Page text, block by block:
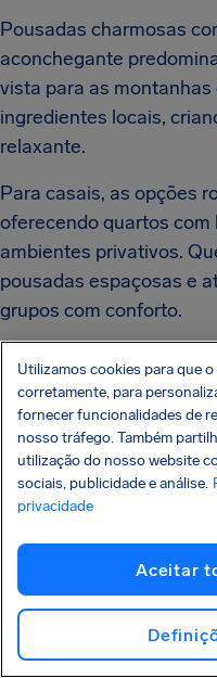
Pousadas charmosas
aconchegante
vista para as
ingredientes locais,
relaxante.
Para casais, as opções
oferecendo quartos
ambientes privativos.
pousadas espaçosas e
grupos com conforto.
por temporada, ideais
autonomia.
A escolha da
localização. Ficar
lojas e restaurantes,
tranquilidade podem
com contato direto à
Utilizamos cookies para que
corretamente, para
fornecer funcionalidades de
nosso tráfego. Também
utilização do nosso website
sociais, publicidade e análise.
privacidade
Aceitar